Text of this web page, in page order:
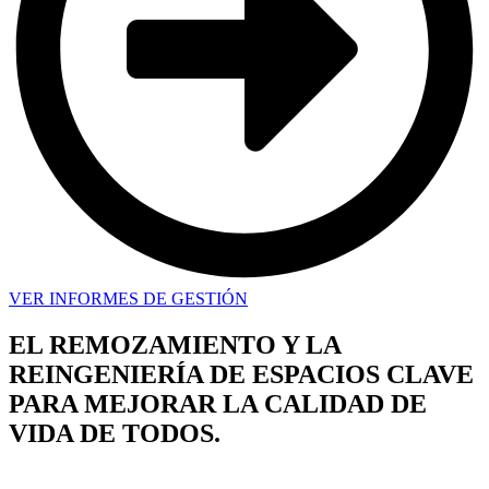
VER INFORMES DE GESTIÓN
EL REMOZAMIENTO Y LA
REINGENIERÍA DE ESPACIOS CLAVE
PARA MEJORAR LA CALIDAD DE
VIDA DE TODOS.